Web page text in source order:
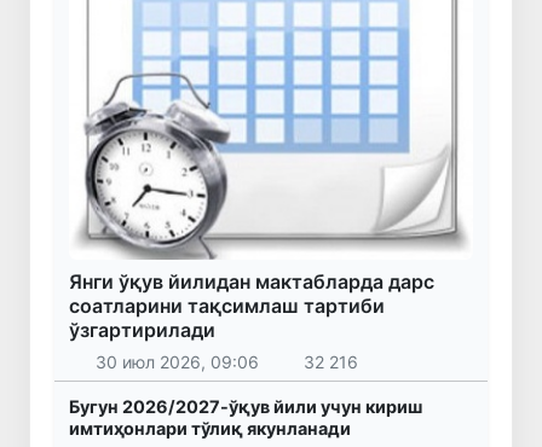
Янги ўқув йилидан мактабларда дарс
соатларини тақсимлаш тартиби
ўзгартирилади
30 июл 2026, 09:06 32 216
Бугун 2026/2027-ўқув йили учун кириш
имтиҳонлари тўлиқ якунланади